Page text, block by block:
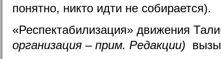
понятно, никто идти не собирается).
«Респектабилизация» движения
организация – прим. Редакции)